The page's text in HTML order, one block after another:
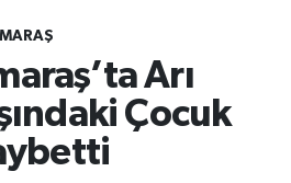
Arı
Çocuk
ve Fikstür